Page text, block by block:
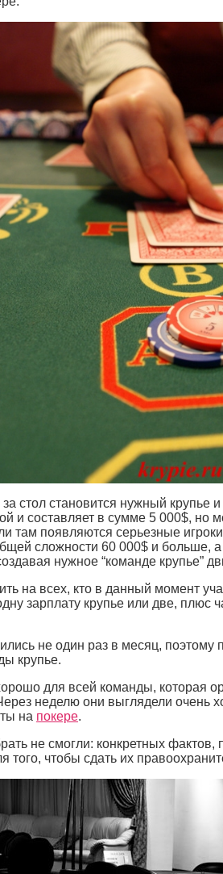
стол становится нужный крупье
составляет в сумме 5 000$, но
там появляются серьезные
сложности 60 000$ и больше, а
нужное “команде крупье”
на всех, кто в данный момент
зарплату крупье или две,
не один раз в месяц, поэтому
крупье.
для всей команды, которая
неделю они выглядели очень
на покере.
не смогли: конкретных
того, чтобы сдать их